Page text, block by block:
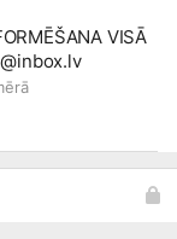
VISĀ
inbox.lv